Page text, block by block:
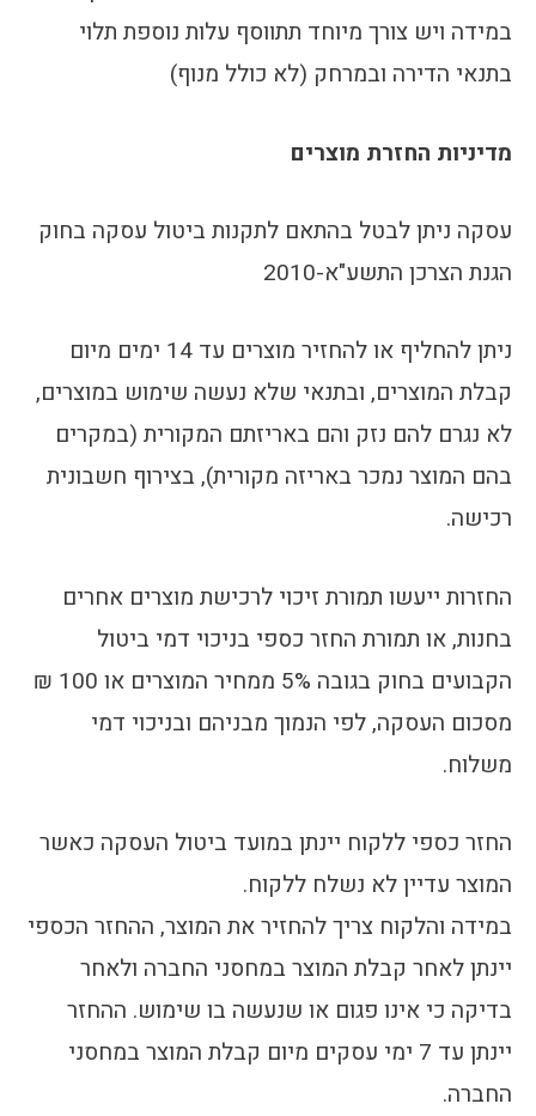
במידה ויש צורך מיוחד תתווסף עלות נוספת תלוי
בתנאי הדירה ובמרחק (לא כולל מנוף)
מדיניות החזרת מוצרים
עסקה ניתן לבטל בהתאם לתקנות ביטול עסקה בחוק
הגנת הצרכן התשע"א-2010
ניתן להחליף או להחזיר מוצרים עד 14 ימים מיום
קבלת המוצרים, ובתנאי שלא נעשה שימוש במוצרים,
לא נגרם להם נזק והם באריזתם המקורית (במקרים
בהם המוצר נמכר באריזה מקורית), בצירוף חשבונית
רכישה.
החזרות ייעשו תמורת זיכוי לרכישת מוצרים אחרים
בחנות, או תמורת החזר כספי בניכוי דמי ביטול
הקבועים בחוק בגובה 5% ממחיר המוצרים או 100 ₪
מסכום העסקה, לפי הנמוך מבניהם ובניכוי דמי
משלוח.
החזר כספי ללקוח יינתן במועד ביטול העסקה כאשר
המוצר עדיין לא נשלח ללקוח.
במידה והלקוח צריך להחזיר את המוצר, ההחזר הכספי
יינתן לאחר קבלת המוצר במחסני החברה ולאחר
בדיקה כי אינו פגום או שנעשה בו שימוש. ההחזר
יינתן עד 7 ימי עסקים מיום קבלת המוצר במחסני
החברה.